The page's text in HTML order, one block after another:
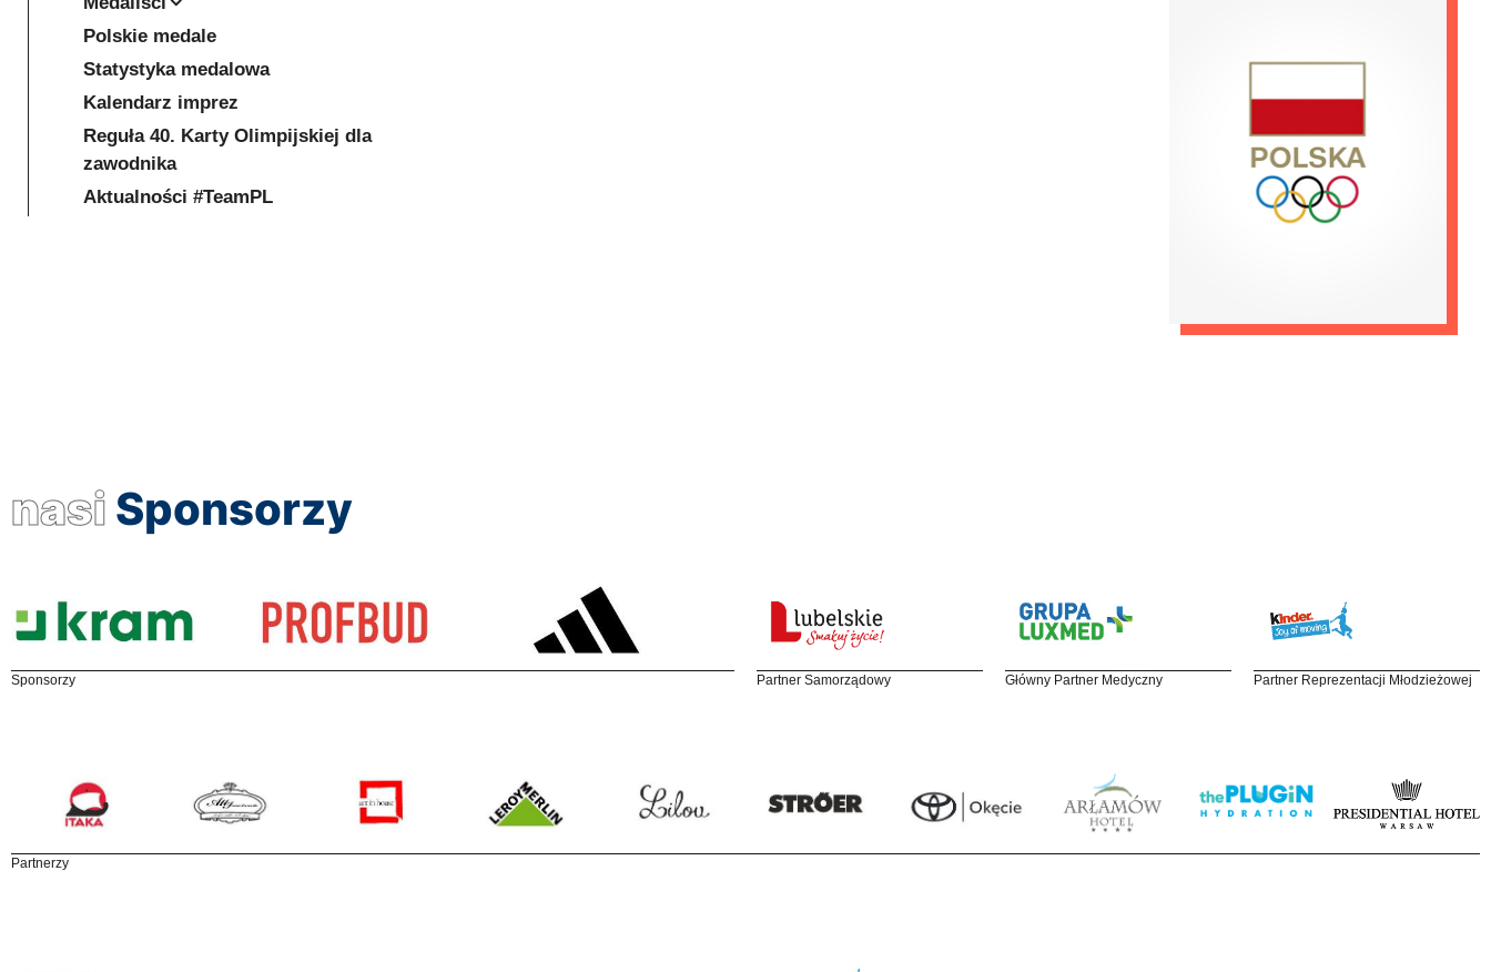
Polskie medale
Statystyka medalowa
Kalendarz imprez
Reguła 40. Karty Olimpijskiej dla
zawodnika
Aktualności #TeamPL
nasi Sponsorzy
Sponsorzy Partner Samorządowy Główny Partner Medyczny Partner Reprezentacji Młodzieżowej
Partnerzy